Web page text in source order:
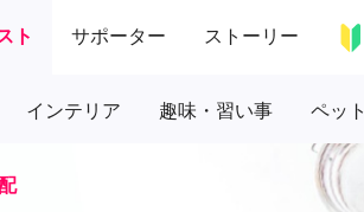
ト サポーター ストーリー
インテリア 趣味・習い事 ペット